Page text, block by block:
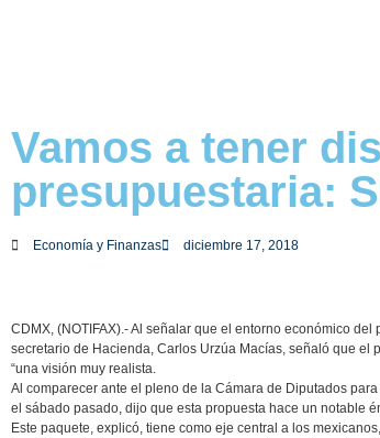
Vamos a tener
presupuestaria:
Economía y Finanzas diciembre 17, 2018
CDMX, (NOTIFAX).- Al señalar que el entorno económico
secretario de Hacienda, Carlos Urzúa Macías, señaló que
“una visión muy realista.
Al comparecer ante el pleno de la Cámara de Diputados
el sábado pasado, dijo que esta propuesta hace un notable
Este paquete, explicó, tiene como eje central a los